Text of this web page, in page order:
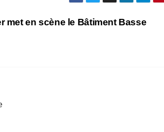
met en scène le Bâtiment Basse